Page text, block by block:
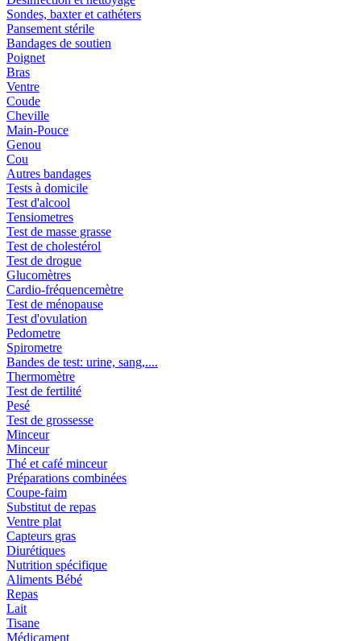
Sondes, baxter et cathéters
Pansement stérile
Bandages de soutien
Poignet
Bras
Ventre
Coude
Cheville
Main-Pouce
Genou
Cou
Autres bandages
Tests à domicile
Test d'alcool
Tensiometres
Test de masse grasse
Test de cholestérol
Test de drogue
Glucomètres
Cardio-fréquencemètre
Test de ménopause
Test d'ovulation
Pedometre
Spirometre
Bandes de test: urine, sang,....
Thermomètre
Test de fertilité
Pesé
Test de grossesse
Minceur
Minceur
Thé et café minceur
Préparations combinées
Coupe-faim
Substitut de repas
Ventre plat
Capteurs gras
Diurétiques
Nutrition spécifique
Aliments Bébé
Repas
Lait
Tisane
Médicament